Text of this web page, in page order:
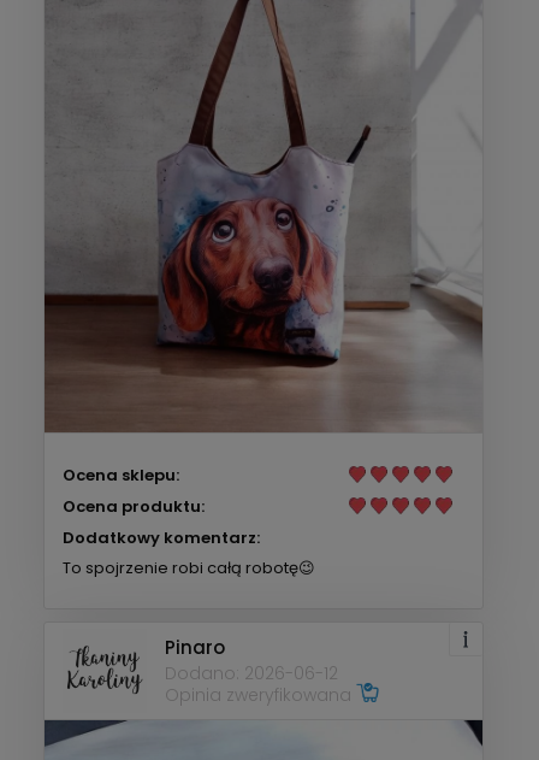
Ocena sklepu:
Ocena produktu:
Dodatkowy komentarz:
To spojrzenie robi całą robotę😉
Pinaro
Dodano: 2026-06-12
Opinia zweryfikowana